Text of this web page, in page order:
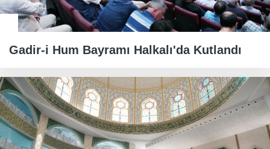
Gadir-i Hum Bayramı Halkalı'da Kutlandı